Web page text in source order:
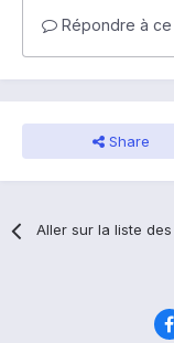
Répondre à
Share
Aller sur la liste